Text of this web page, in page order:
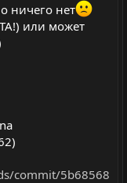
ничего нет
или может
commit/5b68568